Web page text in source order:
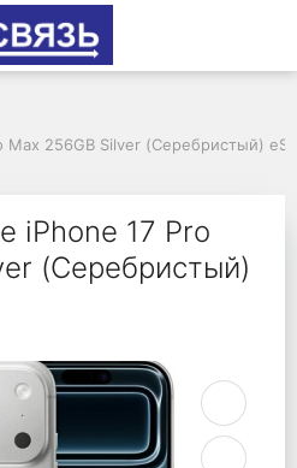
Max 256GB Silver (Серебристый)
iPhone 17 Pro
(Серебристый)